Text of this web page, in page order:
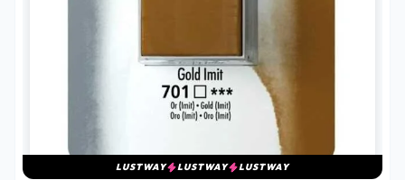
LUSTWAY LUSTWAY LUSTWAY